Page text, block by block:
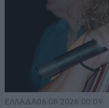
ΕΛΛΑΔΑ06·08·2026 00:09